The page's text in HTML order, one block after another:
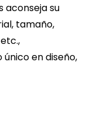
aconseja su
tamaño,
en diseño,